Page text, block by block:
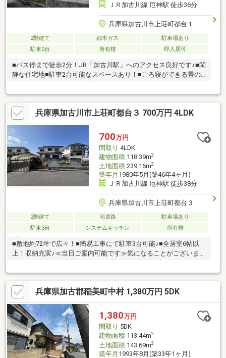
ＪＲ加古川線 厄神駅 徒歩36分
兵庫県加古川市上荘町都台１
2階建て 都市ガス
駐車場あり
駐車2台
所有権 即入居可
■バス停まで徒歩2分！JR「加古川駅」へのアクセス良好です♪■閑
静な住宅地■駐車2台可能なスペースあり！■ごろ寝ができる畳の
か？暮らしやすい周辺環境も含め、スタッフがご案内いたしま
す。お家探しの第一歩としてでも大丈夫です(^^)/お気軽にお問い
合わせ下さいね♪
兵庫県加古川市上荘町都台３ 700万円 4LDK
700万円
間取り 4LDK
建物面積118.39m2
土地面積239.16m2
築年月 1980年5月(築46年4ヶ月)
ＪＲ加古川線 厄神駅 徒歩38分
兵庫県加古川市上荘町都台３
2階建て 南道路
駐車場あり
駐車3台
システムキッチン 所有権
■敷地約72坪で広々！■簡易工事にて駐車3台可能♪■全居室6帖以
上！収納充実♪≪当日ご案内可能です≫気になることがございまし
兵庫県加古郡稲美町中村 1,380万円 5DK
1,380万円
間取り 5DK
建物面積113.44m2
土地面積143.69m2
築年月 1993年8月(築33年1ヶ月)